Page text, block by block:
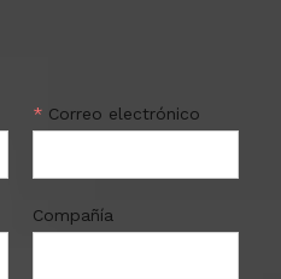
* Correo electrónico
Compañía